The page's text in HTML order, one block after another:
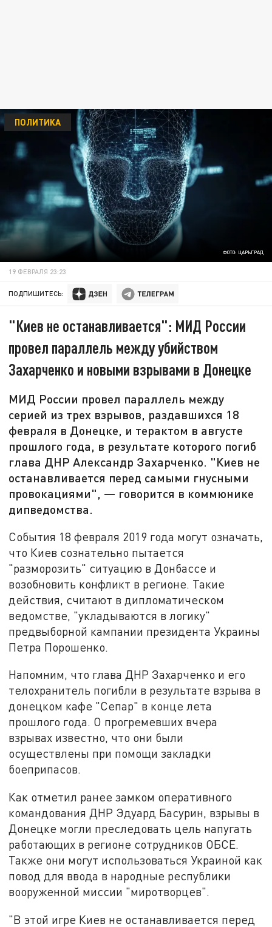
ФОТО: ЦАРЬГРАД
ПОЛИТИКА
19 ФЕВРАЛЯ 23:23
ПОДПИШИТЕСЬ:
"Киев не останавливается": МИД России
провел параллель между убийством
Захарченко и новыми взрывами в Донецке
МИД России провел параллель между
серией из трех взрывов, раздавшихся 18
февраля в Донецке, и терактом в августе
прошлого года, в результате которого погиб
глава ДНР Александр Захарченко. "Киев не
останавливается перед самыми гнусными
провокациями", — говорится в коммюнике
дипведомства.
События 18 февраля 2019 года могут означать,
что Киев сознательно пытается
"разморозить" ситуацию в Донбассе и
возобновить конфликт в регионе. Такие
действия, считают в дипломатическом
ведомстве, "укладываются в логику"
предвыборной кампании президента Украины
Петра Порошенко.
Напомним, что глава ДНР Захарченко и его
телохранитель погибли в результате взрыва в
донецком кафе "Сепар" в конце лета
прошлого года. О прогремевших вчера
взрывах известно, что они были
осуществлены при помощи закладки
боеприпасов.
Как отметил ранее замком оперативного
командования ДНР Эдуард Басурин, взрывы в
Донецке могли преследовать цель напугать
работающих в регионе сотрудников ОБСЕ.
Также они могут использоваться Украиной как
повод для ввода в народные республики
вооруженной миссии "миротворцев".
"В этой игре Киев не останавливается перед